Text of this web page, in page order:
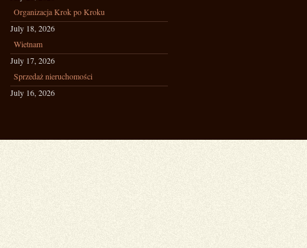
Organizacja Krok po Kroku
July 18, 2026
Wietnam
July 17, 2026
Sprzedaż nieruchomości
July 16, 2026